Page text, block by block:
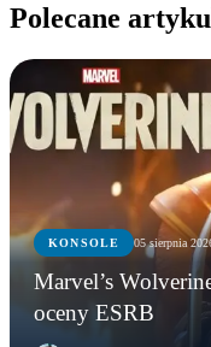
Polecane
KONSOLE 05 sierpnia
Marvel’s
oceny ESRB